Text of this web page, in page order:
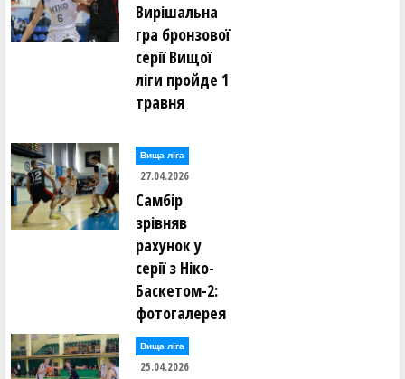
Вирішальна
гра бронзової
серії Вищої
ліги пройде 1
травня
Вища лiга
27.04.2026
Самбір
зрівняв
рахунок у
серії з Ніко-
Баскетом-2:
фотогалерея
Вища лiга
25.04.2026